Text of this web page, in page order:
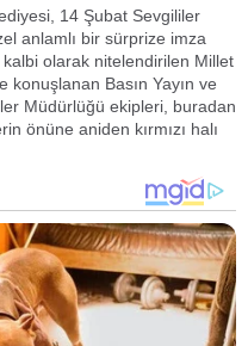
14 Şubat Sevgililer
anlamlı bir sürprize imza
kalbi olarak nitelendirilen Millet
konuşlanan Basın Yayın ve
Müdürlüğü ekipleri, buradan
önüne aniden kırmızı halı